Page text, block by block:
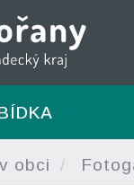
obci